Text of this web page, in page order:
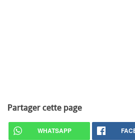
Partager cette page
WHATSAPP